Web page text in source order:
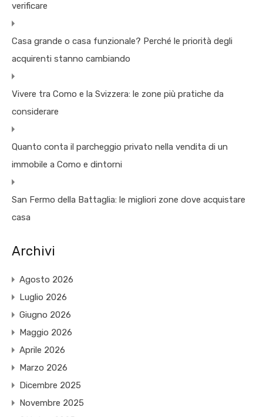
verificare
Casa grande o casa funzionale? Perché le priorità degli
acquirenti stanno cambiando
Vivere tra Como e la Svizzera: le zone più pratiche da
considerare
Quanto conta il parcheggio privato nella vendita di un
immobile a Como e dintorni
San Fermo della Battaglia: le migliori zone dove acquistare
casa
Archivi
Agosto 2026
Luglio 2026
Giugno 2026
Maggio 2026
Aprile 2026
Marzo 2026
Dicembre 2025
Novembre 2025